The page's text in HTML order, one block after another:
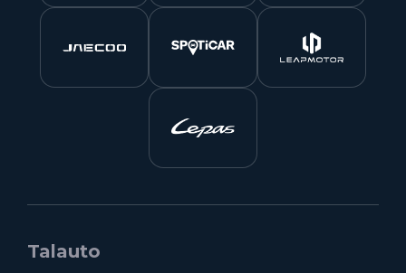
Talauto